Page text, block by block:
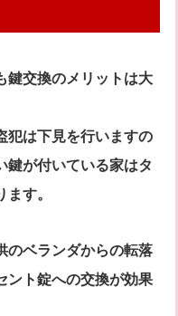
鍵交換のメリットは大
犯は下見を行いますの
鍵が付いている家はタ
す。
のベランダからの転落
ント錠への交換が効果